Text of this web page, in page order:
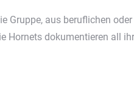
aus beruflichen
dokumentieren all